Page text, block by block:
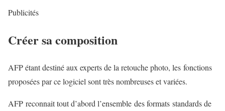
Publicités
Créer sa composition
AFP étant destiné aux experts de la retouche photo, les fonctions
proposées par ce logiciel sont très nombreuses et variées.
AFP reconnait tout d’abord l’ensemble des formats standards de